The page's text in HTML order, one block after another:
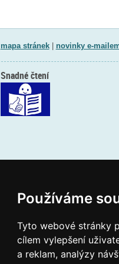
Používáme
Tyto webové stránky
cílem vylepšení
a reklam, analýzy
mapa stránek| novinky e-
Snadné čtení